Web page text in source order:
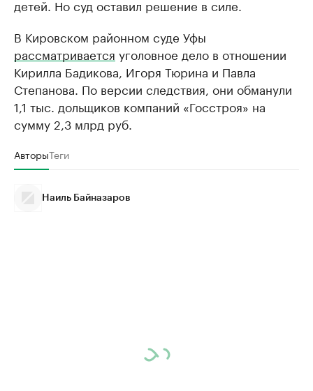
детей. Но суд оставил решение в силе.
В Кировском районном суде Уфы
рассматривается уголовное дело в отношении
Кирилла Бадикова, Игоря Тюрина и Павла
Степанова. По версии следствия, они обманули
1,1 тыс. дольщиков компаний «Госстроя» на
сумму 2,3 млрд руб.
АвторыТеги
Наиль Байназаров